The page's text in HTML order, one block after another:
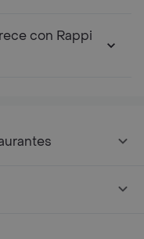
con Rappi